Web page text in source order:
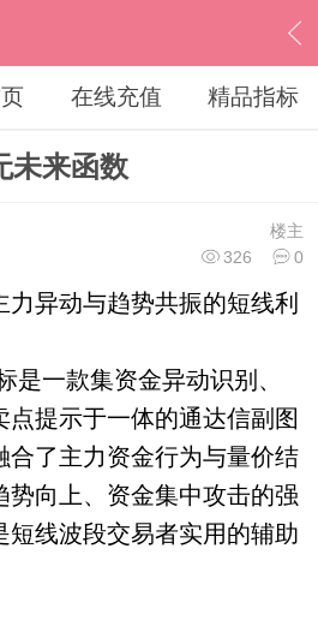
式 › 内容
在线充值 精品指标
未来函数
楼主
326
0
力异动与趋势共振的短线利
是一款集资金异动识别、
点提示于一体的通达信副图
合了主力资金行为与量价结
势向上、资金集中攻击的强
短线波段交易者实用的辅助